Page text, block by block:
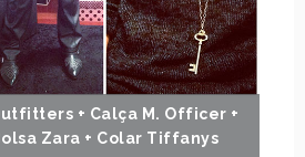
+ Calça M. Officer +
Zara + Colar Tiffanys